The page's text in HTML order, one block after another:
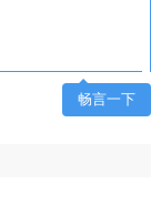
畅言一下